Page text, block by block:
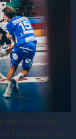
WHV das
Programm. In